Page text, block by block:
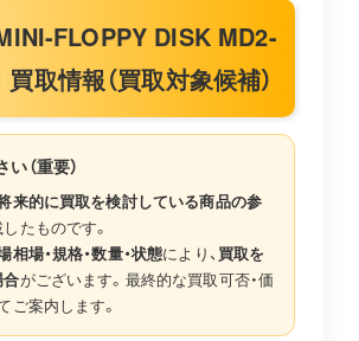
FLOPPY DISK MD2-
取情報（買取対象候補）
（重要）
来的に買取を検討している商品の参
たものです。
相場・規格・数量・状態により、買取を
がございます。最終的な買取可否・価
ご案内します。